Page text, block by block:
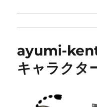
ayumi-
キャラクタ